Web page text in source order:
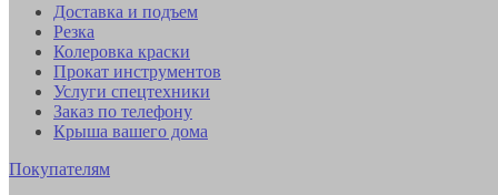
Доставка и подъем
Резка
Колеровка краски
Прокат инструментов
Услуги спецтехники
Заказ по телефону
Крыша вашего дома
Покупателям